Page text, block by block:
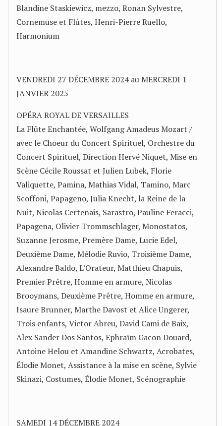
Blandine Staskiewicz, mezzo, Ronan Sylvestre,
Cornemuse et Flûtes, Henri-Pierre Ruello,
Harmonium
VENDREDI 27 DÉCEMBRE 2024 au MERCREDI 1
JANVIER 2025
OPÉRA ROYAL DE VERSAILLES
La Flûte Enchantée, Wolfgang Amadeus Mozart /
avec le Choeur du Concert Spirituel, Orchestre du
Concert Spirituel, Direction Hervé Niquet, Mise en
Scène Cécile Roussat et Julien Lubek, Florie
Valiquette, Pamina, Mathias Vidal, Tamino, Marc
Scoffoni, Papageno, Julia Knecht, la Reine de la
Nuit, Nicolas Certenais, Sarastro, Pauline Feracci,
Papagena, Olivier Trommschlager, Monostatos,
Suzanne Jerosme, Premère Dame, Lucie Edel,
Deuxième Dame, Mélodie Ruvio, Troisième Dame,
Alexandre Baldo, L’Orateur, Matthieu Chapuis,
Premier Prêtre, Homme en armure, Nicolas
Brooymans, Deuxième Prêtre, Homme en armure,
Isaure Brunner, Marthe Davost et Alice Ungerer,
Trois enfants, Victor Abreu, David Cami de Baix,
Alex Sander Dos Santos, Ephraïm Gacon Douard,
Antoine Helou et Amandine Schwartz, Acrobates,
Élodie Monet, Assistance à la mise en scène, Sylvie
Skinazi, Costumes, Élodie Monet, Scénographie
SAMEDI 14 DÉCEMBRE 2024